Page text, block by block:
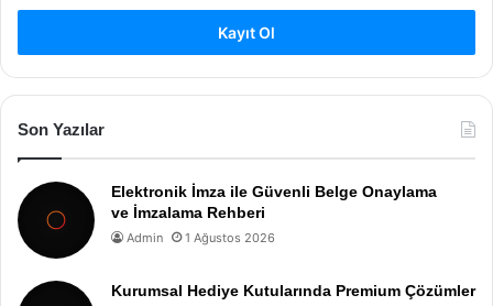
Kayıt Ol
Son Yazılar
Elektronik İmza ile Güvenli Belge Onaylama
ve İmzalama Rehberi
Admin 1 Ağustos 2026
Kurumsal Hediye Kutularında Premium Çözümler